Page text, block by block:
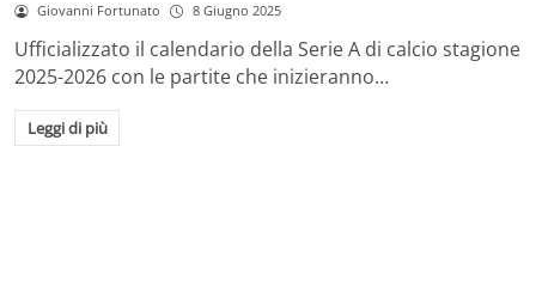
Giovanni Fortunato 8 Giugno 2025
Ufficializzato il calendario della Serie A di calcio stagione
2025-2026 con le partite che inizieranno…
Leggi di più